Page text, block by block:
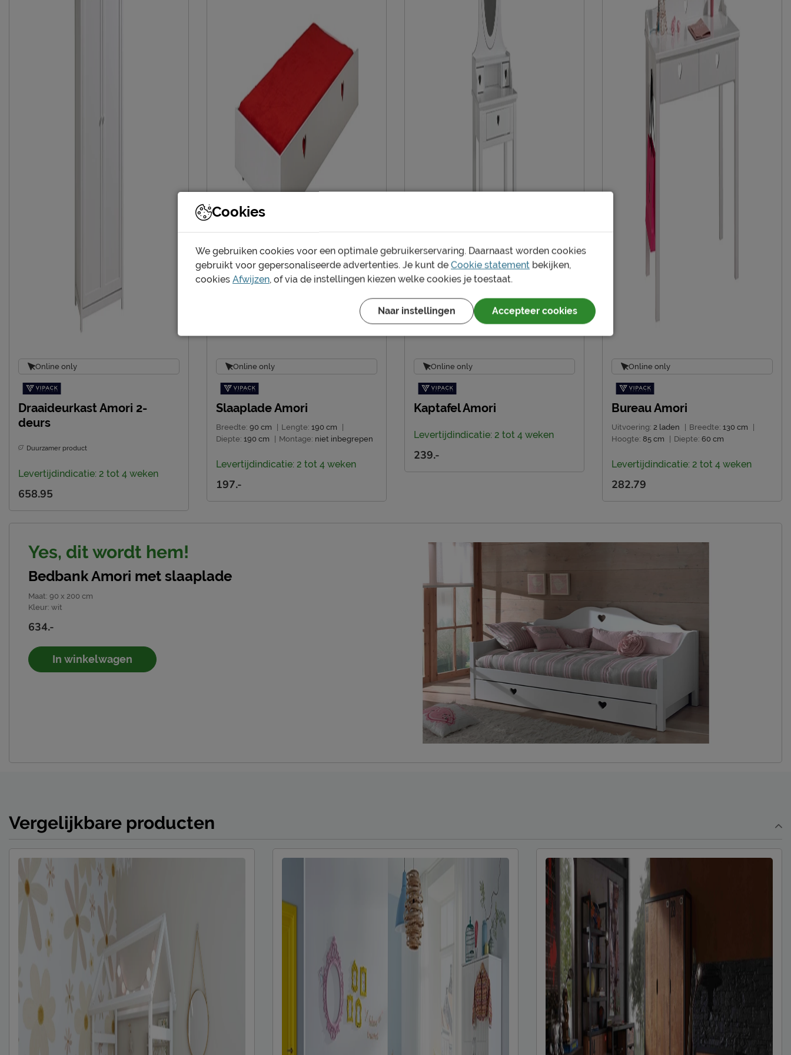
2 jaar garantie volgens CBW voorwaarden
niet inbegrepen
Slaaplade 90 x 190 cm. Kijk ook eens naar
de bijpassende bijmeubelen
Duurzaamheid
duurzamer product
Leveranciersinformatie
België
Online only
Draaideurkast Amori 2-
deurs
Duurzamer product
Levertijdindicatie: 2 tot 4 weken
658.95
Online only
Slaaplade Amori
Breedte: 90 cm Lengte: 190 cm
Diepte: 190 cm Montage: niet inbegrepen
Levertijdindicatie: 2 tot 4 weken
197.-
Online only
Kaptafel Amori
Levertijdindicatie: 2 tot 4 weken
239.-
Online only
Bureau Amori
Uitvoering: 2 laden Breedte: 130 cm
Hoogte: 85 cm Diepte: 60 cm
Levertijdindicatie: 2 tot 4 weken
282.79
Yes, dit wordt hem!
Bedbank Amori met slaaplade
Maat: 90 x 200 cm
Kleur: wit
634.-
In winkelwagen
Vergelijkbare producten
Cookies
We gebruiken cookies voor een optimale gebruikerservaring. Daarnaast worden cookies
gebruikt voor gepersonaliseerde advertenties. Je kunt de Cookie statement bekijken,
cookies Afwijzen, of via de instellingen kiezen welke cookies je toestaat.
Naar instellingen Accepteer cookies